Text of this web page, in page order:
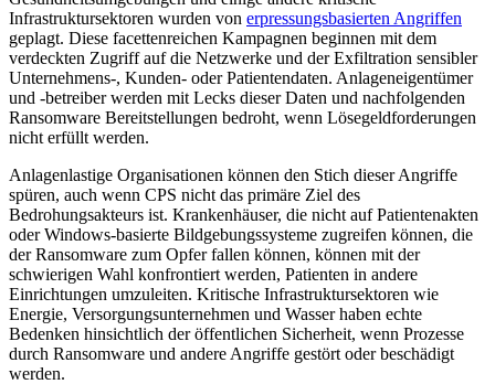
Infrastruktursektoren wurden von erpressungsbasierten Angriffen
geplagt. Diese facettenreichen Kampagnen beginnen mit dem
verdeckten Zugriff auf die Netzwerke und der Exfiltration sensibler
Unternehmens-, Kunden- oder Patientendaten. Anlageneigentümer
und -betreiber werden mit Lecks dieser Daten und nachfolgenden
Ransomware Bereitstellungen bedroht, wenn Lösegeldforderungen
nicht erfüllt werden.
Anlagenlastige Organisationen können den Stich dieser Angriffe
spüren, auch wenn CPS nicht das primäre Ziel des
Bedrohungsakteurs ist. Krankenhäuser, die nicht auf Patientenakten
oder Windows-basierte Bildgebungssysteme zugreifen können, die
der Ransomware zum Opfer fallen können, können mit der
schwierigen Wahl konfrontiert werden, Patienten in andere
Einrichtungen umzuleiten. Kritische Infrastruktursektoren wie
Energie, Versorgungsunternehmen und Wasser haben echte
Bedenken hinsichtlich der öffentlichen Sicherheit, wenn Prozesse
durch Ransomware und andere Angriffe gestört oder beschädigt
werden.